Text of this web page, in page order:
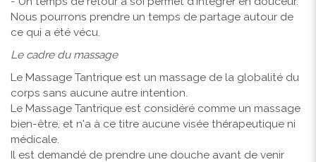
Nous pourrons prendre un temps de partage autour de
ce qui a été vécu.
Le cadre du massage
Le Massage Tantrique est un massage de la globalité du
corps sans aucune autre intention.
Le Massage Tantrique est considéré comme un massage
bien-être, et n'a à ce titre aucune visée thérapeutique ni
médicale.
Il est demandé de prendre une douche avant de venir